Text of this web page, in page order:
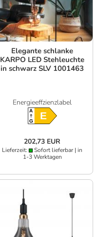
Elegante schlanke
KARPO LED Stehleuchte
in schwarz SLV 1001463
Energieeffzienzlabel
A
GE
202,73 EUR
Lieferzeit:
Sofort lieferbar | in
1-3 Werktagen